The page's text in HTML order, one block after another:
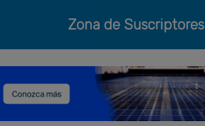
Zona de Suscriptores